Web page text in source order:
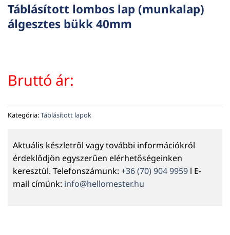
Táblásított lombos lap (munkalap)
álgesztes bükk 40mm
Bruttó ár:
Kategória:Táblásított lapok
Aktuális készletről vagy további információkról
érdeklődjön egyszerűen elérhetőségeinken
keresztül. Telefonszámunk: +36 (70) 904 9959 l E-
mail címünk: info@hellomester.hu